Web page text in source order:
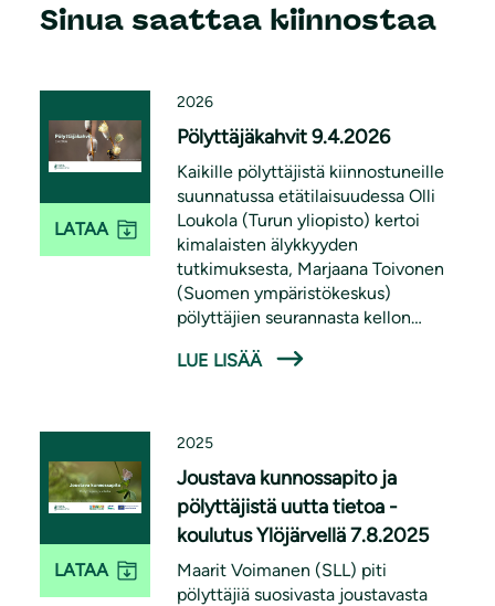
Sinua saattaa kiinnostaa
LATAA
2026
Pölyttäjäkahvit 9.4.2026
Kaikille pölyttäjistä kiinnostuneille
suunnatussa etätilaisuudessa Olli
Loukola (Turun yliopisto) kertoi
kimalaisten älykkyyden
tutkimuksesta, Marjaana Toivonen
(Suomen ympäristökeskus)
pölyttäjien seurannasta kellon
Suomen elinvoimakeskus) Suomen
pölyttäjäseurannoista. Suomen
Pölyttäjäkahvit osana Priodiversity
LIFE -hanketta yhdessä Maan
ystävien, Dodon ja Suomen
ympäristökeskuksen kanssa.
LUE LISÄÄ
LATAA
2025
Joustava kunnossapito ja
pölyttäjistä uutta tietoa -
koulutus Ylöjärvellä 7.8.2025
Maarit Voimanen (SLL) piti
pölyttäjiä suosivasta joustavasta